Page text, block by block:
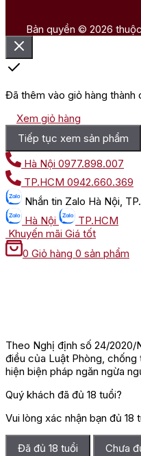
Bản quyền © 2026
Đã thêm vào giỏ hàng thành
Xem giỏ hàng
Tiếp tục xem sản phẩm
Hà Nội 0977.898.007
TP.HCM 0942.660.369
Nhắn tin Zalo Hà Nội,
Hà Nội
TP.HCM
Khuyến mãi Giá tốt
0 Giỏ hàng 0 sản phẩm
Theo Nghị định số 24/
điều của Luật Phòng,
hiện biện pháp ngăn ngừa
Quý khách đã đủ 18 tuổi?
Vui lòng xác nhận bạn đủ 18
Đã đủ 18 tuổi Chưa